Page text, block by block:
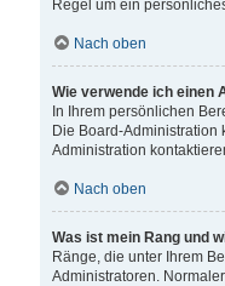
Regel um ein
Nach oben
Wie verwende ich einen
In Ihrem persönlichen
Die Board-Administration
Administration
Nach oben
Was ist mein Rang und
Ränge, die unter Ihrem
Administratoren.